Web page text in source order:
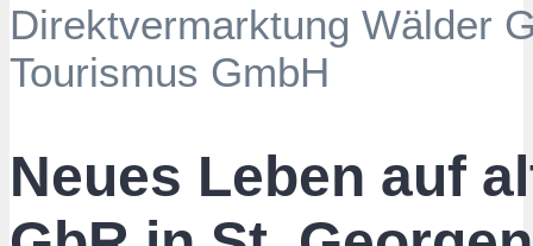
Direktvermarktung Wälder
Tourismus GmbH
Neues Leben auf